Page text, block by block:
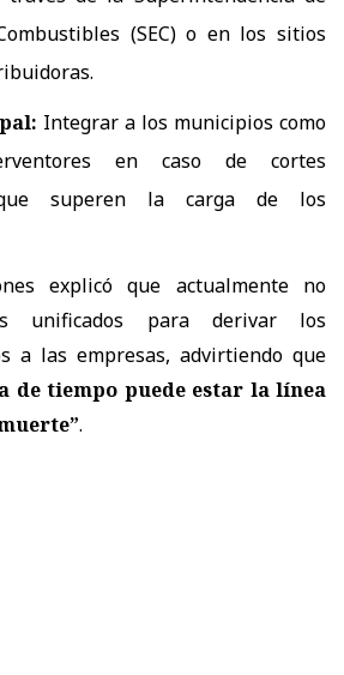
(SEC) o en los sitios
Integrar a los municipios como
en caso de cortes
que superen la carga de los
explicó que actualmente no
unificados para derivar los
a las empresas, advirtiendo que
de tiempo puede estar la línea
.